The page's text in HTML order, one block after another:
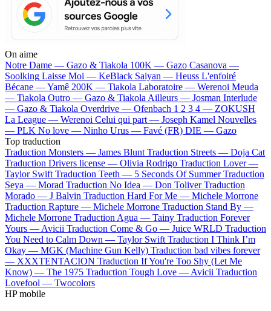
On aime
Notre Dame — Gazo & Tiakola 100K — Gazo Casanova —
Soolking Laisse Moi — KeBlack Saiyan — Heuss L'enfoiré
Bécane —Yamê 200K — Tiakola Laboratoire — Werenoi Meuda
— Tiakola Outro — Gazo & TiakolaAilleurs — Josman Interlude
— Gazo & Tiakola Overdrive — Ofenbach 1 2 3 4 — ZOKUSH
La League — Werenoi Celui qui part — Joseph Kamel Nouvelles
— PLK No love — Ninho Urus — Favé (FR) DIE — Gazo
Top traduction
Traduction Monsters — James Blunt Traduction Streets — Doja Cat
Traduction Drivers license — Olivia Rodrigo Traduction Lover —
Taylor Swift Traduction Teeth — 5 Seconds Of Summer Traduction
Seya — Morad Traduction No Idea — Don Toliver Traduction
Morado — J Balvin Traduction Hard For Me — Michele Morrone
Traduction Rapture — Michele Morrone Traduction Stand By —
Michele Morrone Traduction Agua — Tainy Traduction Forever
Yours —Avicii Traduction Come & Go — Juice WRLD Traduction
You Need to Calm Down — Taylor Swift Traduction I Think I’m
Okay — MGK (Machine Gun Kelly) Traduction bad vibes forever
— XXXTENTACION Traduction If You're Too Shy (Let Me
Know) — The 1975 Traduction Tough Love —Avicii Traduction
Lovefool — Twocolors
HP mobile